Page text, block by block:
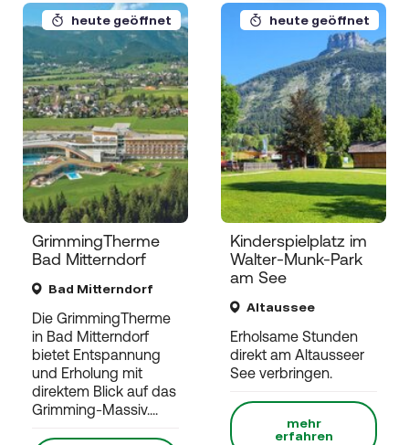
heute geöffnet
GrimmingTherme
Bad Mitterndorf
Bad Mitterndorf
Die GrimmingTherme
in Bad Mitterndorf
bietet Entspannung
und Erholung mit
direktem Blick auf das
Grimming-Massiv....
heute geöffnet
Kinderspielplatz im
Walter-Munk-Park
am See
Altaussee
Erholsame Stunden
direkt am Altausseer
See verbringen.
mehr
erfahren